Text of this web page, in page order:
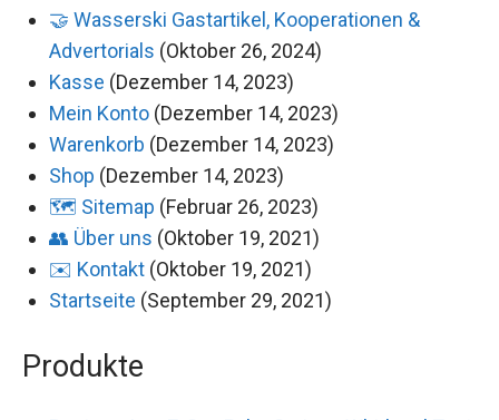
🤝 Wasserski Gastartikel, Kooperationen &
Advertorials (Oktober 26, 2024)
Kasse (Dezember 14, 2023)
Mein Konto (Dezember 14, 2023)
Warenkorb (Dezember 14, 2023)
Shop (Dezember 14, 2023)
🗺️ Sitemap (Februar 26, 2023)
👥 Über uns (Oktober 19, 2021)
✉️ Kontakt (Oktober 19, 2021)
Startseite (September 29, 2021)
Produkte